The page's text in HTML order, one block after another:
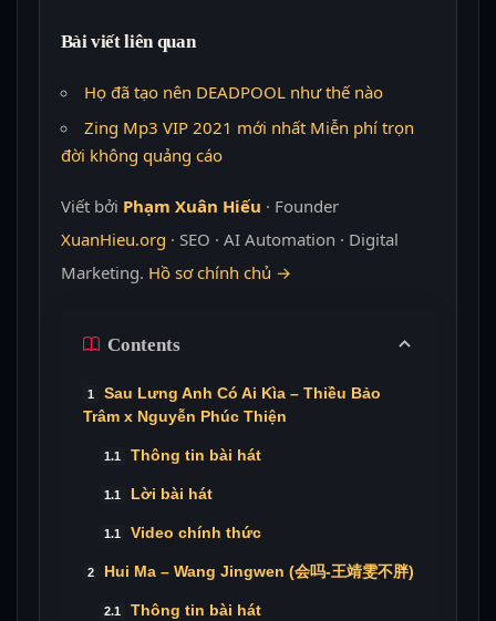
Bài viết liên quan
Họ đã tạo nên DEADPOOL như thế nào
Zing Mp3 VIP 2021 mới nhất Miễn phí trọn
đời không quảng cáo
Viết bởi Phạm Xuân Hiếu · Founder
XuanHieu.org · SEO · AI Automation · Digital
Marketing. Hồ sơ chính chủ →
Contents
Sau Lưng Anh Có Ai Kìa – Thiều Bảo
Trâm x Nguyễn Phúc Thiện
Thông tin bài hát
Lời bài hát
Video chính thức
Hui Ma – Wang Jingwen (会吗-王靖雯不胖)
Thông tin bài hát